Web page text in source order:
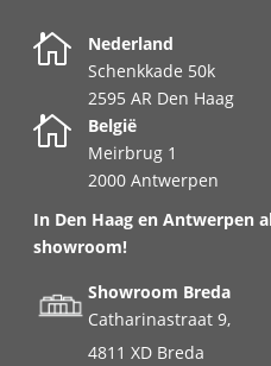

Nederland
Schenkkade 50k
2595 AR Den Haag

België
Meirbrug 1
2000 Antwerpen
In Den Haag en Antwerpen
showroom!
Showroom Breda
Catharinastraat 9,
4811 XD Breda